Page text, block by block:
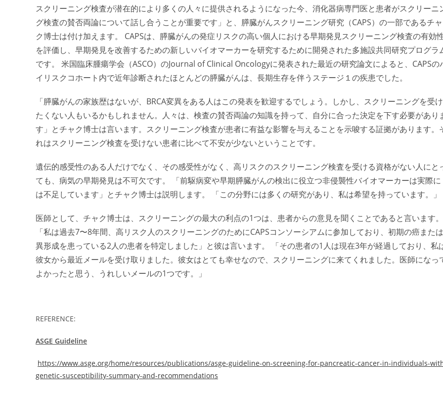
スクリーニング検査が潜在的により多くの人々に提供されるようになった今、消化器病専門医と患者がスクリーニ
グ検査の賛否両論について話し合うことが重要です」と、膵臓がんスクリーニング研究（CAPS）の一部であるチャ
ク博士は付け加えます。 CAPSは、膵臓がんの発症リスクの高い個人における早期発見スクリーニング検査の有効
を評価し、早期発見を改善するための新しいバイオマーカーを研究するために開発された多施設共同研究プログラ
です。 米国臨床腫瘍学会（ASCO）のJournal of Clinical Oncologyに発表された最近の研究論文によると、CAPSの
イリスクコホート内で近年診断されたほとんどの膵臓がんは、長期生存を伴うステージ１の疾患でした。
「膵臓がんの家族歴はないが、BRCA変異をある人はこの発表を歓迎するでしょう。しかし、スクリーニングを受け
たくない人もいるかもしれません。人々は、検査の賛否両論の知識を持って、自分に合った決定を下す必要があり
す」 とチャク博士は言います。 スクリーニング検査が患者に有益な影響を与えることを示唆する証拠があります。
れはスクリーニング検査を受けない患者に比べて不安が少ないということです。
遺伝的感受性のある人だけでなく、その感受性がなく、高リスクのスクリーニング検査を受ける資格がない人にと
ても、病気の早期発見は不可欠です。 「前駆病変や早期膵臓がんの検出に役立つ非侵襲性バイオマーカーは実際に
は不足しています」とチャク博士は説明します。 「この分野には多くの研究があり、私は希望を持っています。」
医師として、チャク博士は、スクリーニングの最大の利点の1つは、患者からの意見を聞くことであると言います。
「私は過去7〜8年間、高リスク人のスクリーニングのためにCAPSコンソーシアムに参加しており、初期の癌または
異形成を患っている2人の患者を特定しました」と彼は言います。 「その患者の1人は現在3年が経過しており、私
彼女から最近メールを受け取りました。彼女はとても幸せなので、スクリーニングに来てくれました。医師になっ
よかったと思う、うれしいメールの1つです。」
REFERENCE:
ASGE Guideline
https://www.asge.org/home/resources/publications/asge-guideline-on-screening-for-pancreatic-cancer-in-individuals-
genetic-susceptibility-summary-and-recommendations